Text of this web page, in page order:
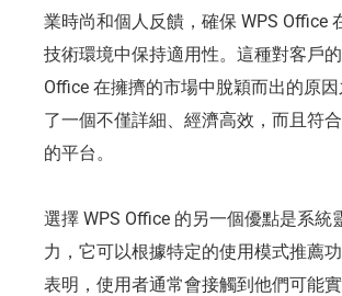
業時尚和個人反饋，確保 WPS Office
技術環境中保持適用性。這種對客戶
Office 在擁擠的市場中脫穎而出的原
了一個不僅詳細、經濟高效，而且符
的平台。
選擇 WPS Office 的另一個優點是系統
力，它可以根據特定的使用模式推薦
表明，使用者通常會接觸到他們可能